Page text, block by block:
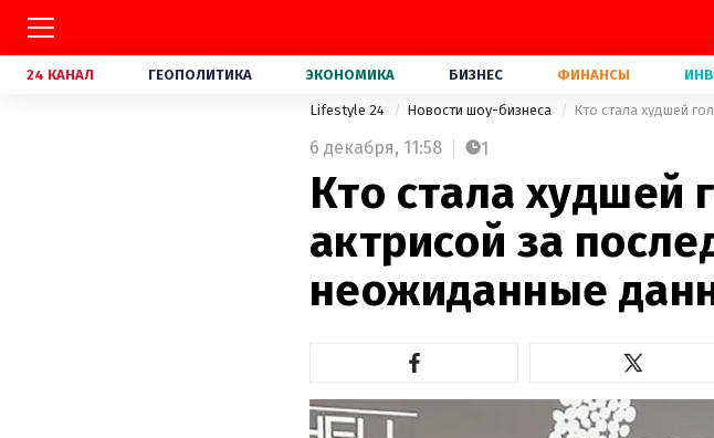
24 КАНАЛ ГЕОПОЛИТИКА ЭКОНОМИКА БИЗНЕС ФИНАНСЫ
Lifestyle 24 Новости шоу-бизнеса Кто стала худшей
6 декабря, 11:58 1
Кто стала худшей
актрисой за
неожиданные